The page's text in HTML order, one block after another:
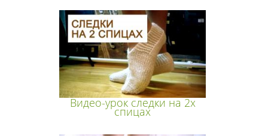
Видео-урок следки на 2х
спицах